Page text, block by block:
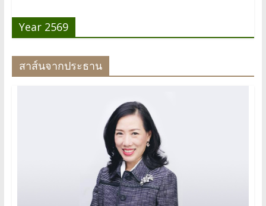
Year 2569
สาส์นจากประธาน